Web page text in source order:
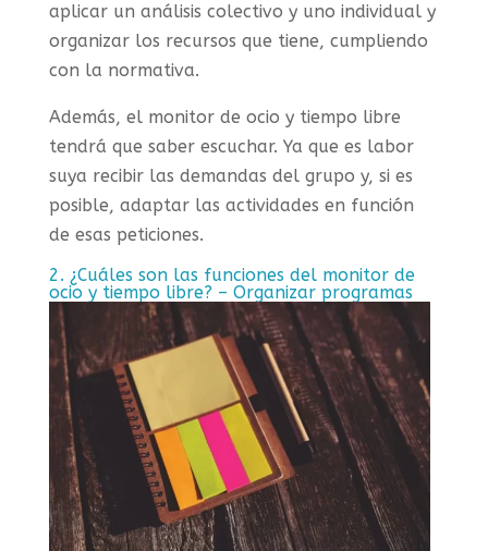
aplicar un análisis colectivo y uno individual y
organizar los recursos que tiene, cumpliendo
con la normativa.
Además, el monitor de ocio y tiempo libre
tendrá que saber escuchar. Ya que es labor
suya recibir las demandas del grupo y, si es
posible, adaptar las actividades en función
de esas peticiones.
2. ¿Cuáles son las funciones del monitor de
ocio y tiempo libre? – Organizar programas